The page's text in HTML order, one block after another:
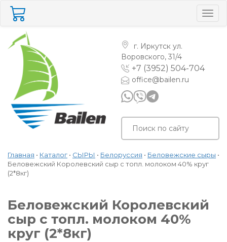
г. Иркутск ул.
Воровского, 31/4
+7 (3952) 504-704
office@bailen.ru
Главная • Каталог • СЫРЫ • Белоруссия • Беловежские сыры •
Беловежский Королевский сыр с топл. молоком 40% круг
(2*8кг)
Беловежский Королевский
сыр с топл. молоком 40%
круг (2*8кг)